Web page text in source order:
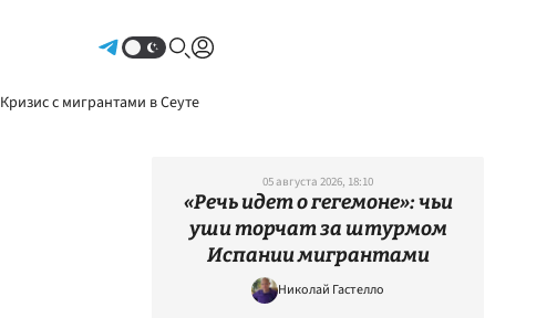
Кризис с мигрантами в Сеуте
05 августа 2026, 18:10
«Речь идет о гегемоне»: чьи
уши торчат за штурмом
Испании мигрантами
Николай Гастелло